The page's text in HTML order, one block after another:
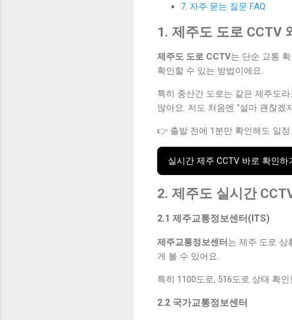
7. 자주 묻는 질문 FAQ
1. 제주도 도로 CCTV
제주도 도로 CCTV는 단순 교통
확인할 수 있는 방법이에요.
특히 중산간 도로는 같은 제주도
많아요. 저도 처음엔 “설마 괜찮겠
👉 출발 전에 1분만 확인해도 일
실시간 제주 CCTV 바로 확인하
2. 제주도 실시간
2.1 제주교통정보센터(ITS)
제주교통정보센터 는 제주 도로 상
게 볼 수 있어요.
특히 1100도로, 516도로 상태 확
2.2 국가교통정보센터